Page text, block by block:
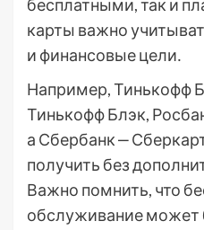
бесплатными, так и
карты важно
и финансовые цели․
Например, Тинькофф
Тинькофф Блэк,
а Сбербанк ‒
получить без
Важно помнить, что
обслуживание может